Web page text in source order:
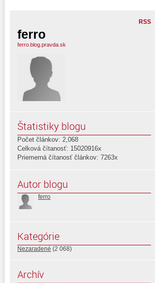
RSS
ferro
ferro.blog.pravda.sk
Štatistiky blogu
Počet článkov: 2,068
Celková čítanosť: 15020916x
Priemerná čítanosť článkov: 7263x
Autor blogu
ferro
Kategórie
Nezaradené (2 068)
Archív